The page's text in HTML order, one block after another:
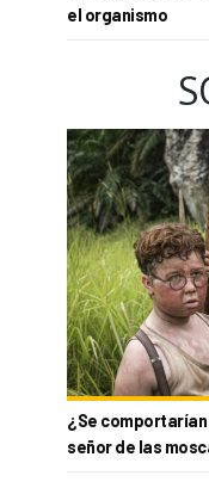
el organismo
¿Se comportarían
señor de las